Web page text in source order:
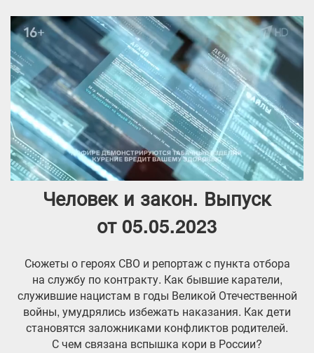
Человек и закон. Выпуск
от 05.05.2023
Сюжеты о героях СВО и репортаж с пункта отбора
на службу по контракту. Как бывшие каратели,
служившие нацистам в годы Великой Отечественной
войны, умудрялись избежать наказания. Как дети
становятся заложниками конфликтов родителей.
С чем связана вспышка кори в России?